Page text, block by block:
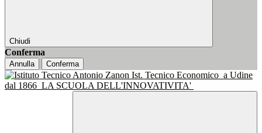
Chiudi
Conferma
Annulla Conferma
Ist. Tecnico Economico a Udine
dal 1866 LA SCUOLA DELL'INNOVATIVITA'